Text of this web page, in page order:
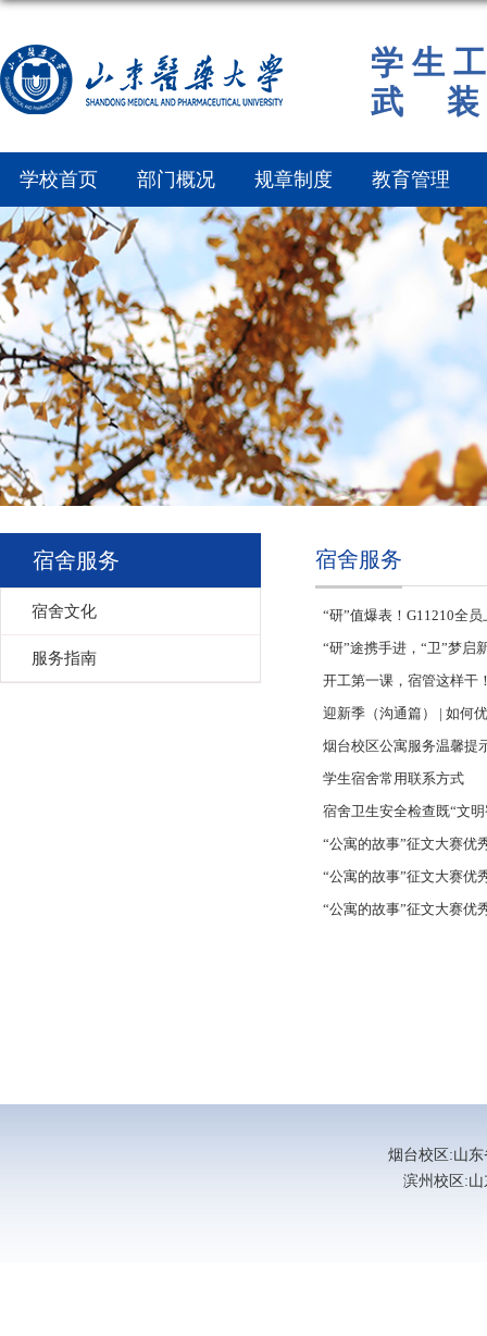
学 生
武
学校首页 部门概况 规章制度 教育管理
宿舍服务
宿舍文化
服务指南
宿舍服务
“研”值爆表！G11210全员
“研”途携手进，“卫”梦启
开工第一课，宿管这样
迎新季（沟通篇） | 如何
烟台校区公寓服务温馨提
学生宿舍常用联系方式
宿舍卫生安全检查既“文
“公寓的故事”征文大赛优
“公寓的故事”征文大赛优
“公寓的故事”征文大赛优
烟台校区:山东
滨州校区:山